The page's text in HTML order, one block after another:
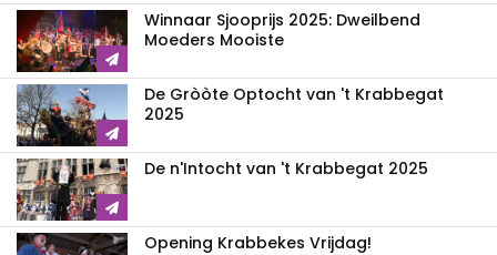
Winnaar Sjooprijs 2025: Dweilbend
Moeders Mooiste
De Gròòte Optocht van 't Krabbegat
2025
De n'Intocht van 't Krabbegat 2025
Opening Krabbekes Vrijdag!